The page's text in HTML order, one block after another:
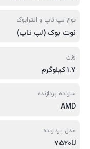
نوع لپ تاپ و الترابوک
نوت بوک (لپ تاپ)
وزن
۱.۷ کیلوگرم
سازنده پردازنده
AMD
مدل پردازنده
۷۵۲۰U